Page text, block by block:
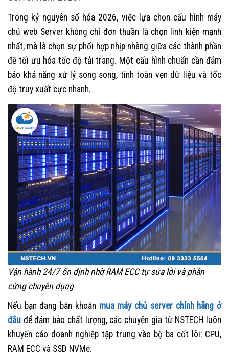
Trong kỷ nguyên số hóa 2026, việc lựa chọn cấu hình máy
chủ web Server không chỉ đơn thuần là chọn linh kiện mạnh
nhất, mà là chọn sự phối hợp nhịp nhàng giữa các thành phần
để tối ưu hóa tốc độ tải trang. Một cấu hình chuẩn cần đảm
bảo khả năng xử lý song song, tính toàn vẹn dữ liệu và tốc
độ truy xuất cực nhanh.
Vận hành 24/7 ổn định nhờ RAM ECC tự sửa lỗi và phần
cứng chuyên dụng
Nếu bạn đang băn khoăn mua máy chủ server chính hãng ở
đâu để đảm bảo chất lượng, các chuyên gia từ NSTECH luôn
khuyến cáo doanh nghiệp tập trung vào bộ ba cốt lõi: CPU,
RAM ECC và SSD NVMe.